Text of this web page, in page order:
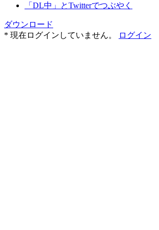
「DL中」とTwitterでつぶやく
ダウンロード
* 現在ログインしていません。
ログイン